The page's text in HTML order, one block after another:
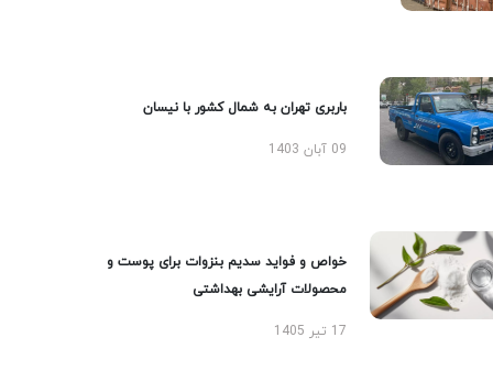
باربری تهران به شمال کشور با نیسان
09 آبان 1403
خواص و فواید سدیم بنزوات برای پوست و
محصولات آرایشی بهداشتی
17 تیر 1405